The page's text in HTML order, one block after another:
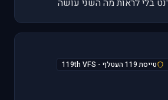
טייסת 119 העטלף - 119th VFS